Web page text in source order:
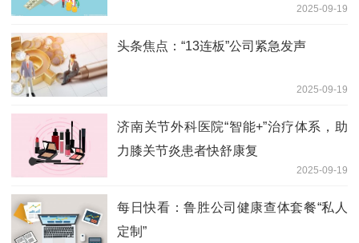
2025-09-19
头条焦点：“13连板”公司紧急发声
2025-09-19
济南关节外科医院“智能+”治疗体系，助
力膝关节炎患者快舒康复
2025-09-19
每日快看：鲁胜公司健康查体套餐“私人
定制”